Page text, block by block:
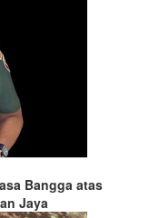
Bangga atas
Jaya